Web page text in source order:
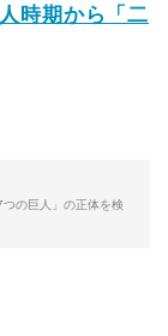
時期から「二
の巨人」の正体を検